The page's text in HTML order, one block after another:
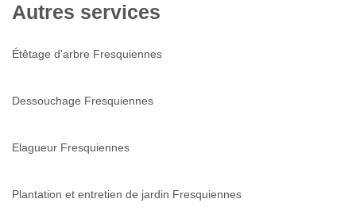
Autres services
Étêtage d'arbre Fresquiennes
Dessouchage Fresquiennes
Elagueur Fresquiennes
Plantation et entretien de jardin Fresquiennes